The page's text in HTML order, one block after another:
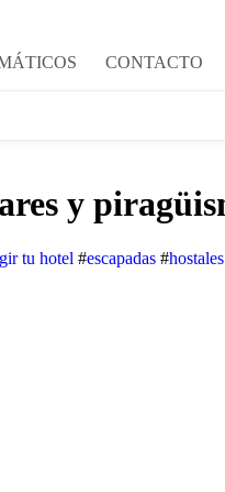
CONTACTO
y
tu hotel #escapadas #hostales